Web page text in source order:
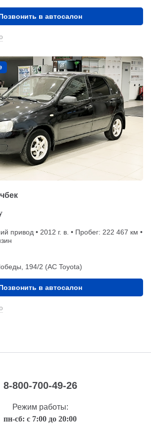
в автосалон
привод • 2012 г. в. • Пробег: 222 467 км •
194/2 (АС Toyota)
в автосалон
8-800-700-49-26
Режим работы:
пн-сб: с 7:00 до 20:00